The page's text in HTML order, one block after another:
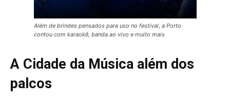
Além de brindes pensados para uso no festival, a Porto
contou com karaokê, banda ao vivo e muito mais
A Cidade da Música além dos
palcos